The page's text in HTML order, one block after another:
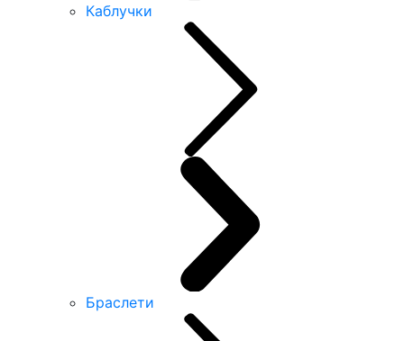
Каблучки
Браслети